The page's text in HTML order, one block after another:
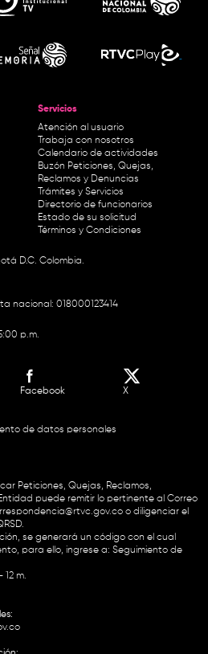
Servicios
Atención al usuario
Trabaja con nosotros
Calendario de actividades
Buzón Peticiones, Quejas,
Reclamos y Denuncias
Trámites y Servicios
Directorio de funcionarios
Estado de su solicitud
Términos y Condiciones
D.C. Colombia.
nacional: 018000123414
p.m.
Facebook X
de datos personales
Peticiones, Quejas, Reclamos,
puede remitir lo pertinente al Correo
o diligenciar el
se generará un código con el cual
para ello, ingrese a: Seguimiento de
12 m.